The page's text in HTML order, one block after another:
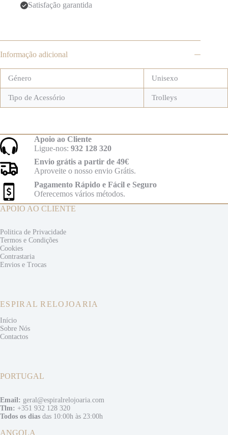
Satisfação garantida
Informação adicional
Género Unisexo
Tipo de Acessório Trolleys
Apoio ao Cliente
Ligue-nos: 932 128 320
Envio grátis a partir de 49€
Aproveite o nosso envio Grátis.
Pagamento Rápido e Fácil e Seguro
Oferecemos vários métodos.
APOIO AO CLIENTE
Politica de Privacidade
Termos e Condições
Cookies
Contrastaria
Envios e Trocas
ESPIRAL RELOJOARIA
Início
Sobre Nós
Contactos
PORTUGAL
Email: geral@espiralrelojoaria.com
Tlm: +351 932 128 320
Todos os dias das 10:00h às 23:00h
ANGOLA